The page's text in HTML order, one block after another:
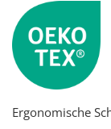
Ergonomische